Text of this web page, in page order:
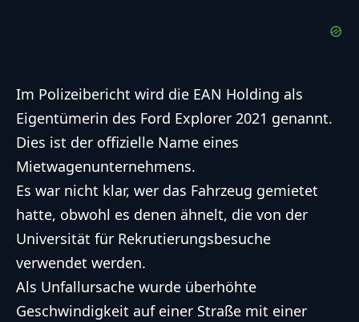
Im Polizeibericht wird die EAN Holding als
Eigentümerin des Ford Explorer 2021 genannt.
Dies ist der offizielle Name eines
Mietwagenunternehmens.
Es war nicht klar, wer das Fahrzeug gemietet
hatte, obwohl es denen ähnelt, die von der
Universität für Rekrutierungsbesuche
verwendet werden.
Als Unfallursache wurde überhöhte
Geschwindigkeit auf einer Straße mit einer